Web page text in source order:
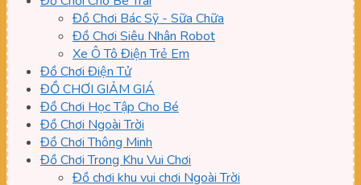
Đồ Chơi Bác Sỹ - Sữa Chữa
Đồ Chơi Siêu Nhân Robot
Xe Ô Tô Điện Trẻ Em
Đồ Chơi Điện Tử
ĐỒ CHƠI GIẢM GIÁ
Đồ Chơi Học Tập Cho Bé
Đồ Chơi Ngoài Trời
Đồ Chơi Thông Minh
Đồ Chơi Trong Khu Vui Chơi
Đồ chơi khu vui chơi Ngoài Trời